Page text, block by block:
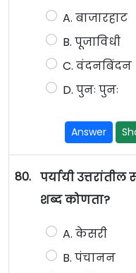
A. बाजारहाट
B. पूजाविधी
C. वंदनबिंदन
D. पुनः पुनः
Answer
80. पर्यायी
शब्द कोणता?
A. केसरी
B. पंचानन